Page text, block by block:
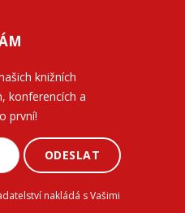
knižních
konferencích a
první!
ODESLAT
nakládá s Vašimi